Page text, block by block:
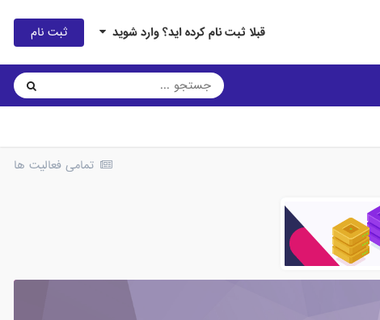
قبلا ثبت نام کرده اید؟ وارد شوید ثبت نام
تمامی فعالیت ها